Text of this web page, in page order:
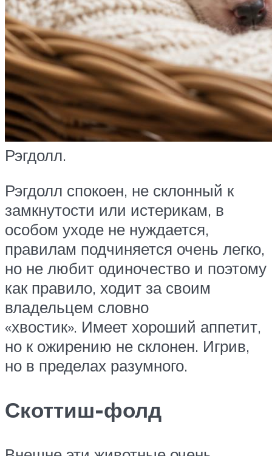
Рэгдолл.
Рэгдолл спокоен, не склонный к
замкнутости или истерикам, в
особом уходе не нуждается,
правилам подчиняется очень легко,
но не любит одиночество и поэтому
как правило, ходит за своим
владельцем словно
«хвостик». Имеет хороший аппетит,
но к ожирению не склонен. Игрив,
но в пределах разумного.
Скоттиш-фолд